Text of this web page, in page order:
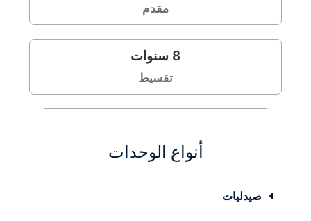
مقدم
8 سنوات
تقسيط
أنواع الوحدات
صيدليات